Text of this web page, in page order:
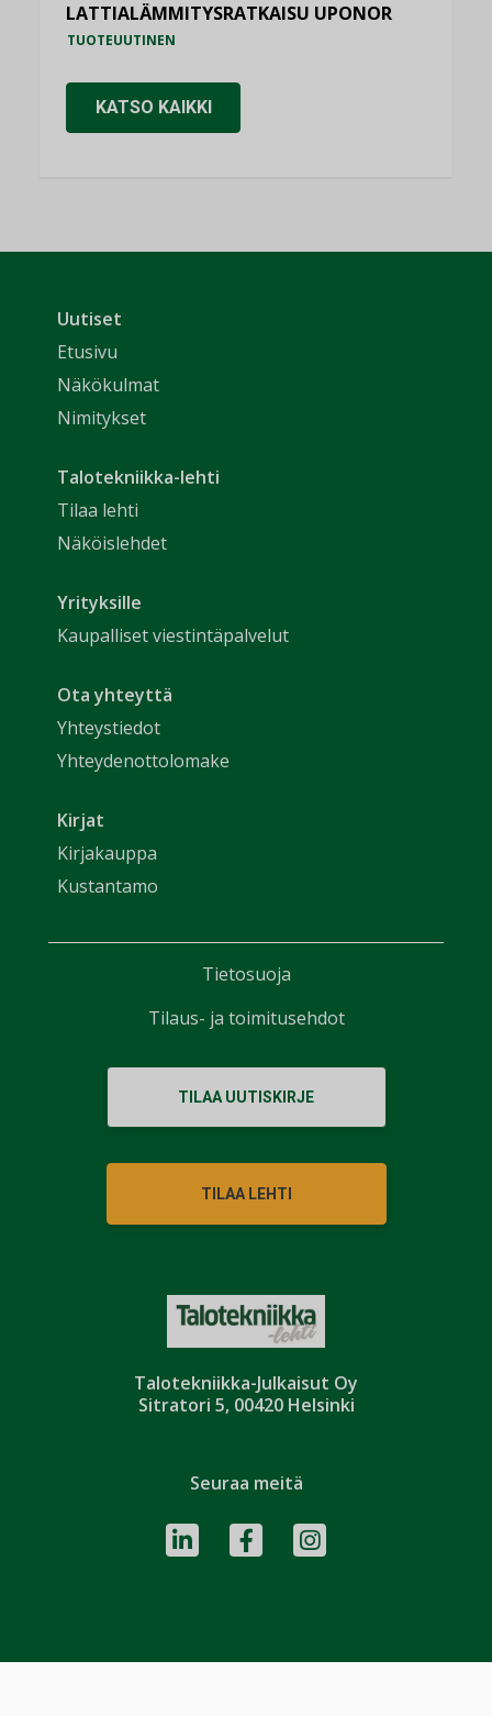
LATTIALÄMMITYSRATKAISU UPONOR
TUOTEUUTINEN
KATSO KAIKKI
Talotekniikka-Julkaisut Oy
Sitratori 5, 00420 Helsinki
Uutiset
Etusivu
Näkökulmat
Nimitykset
Talotekniikka-lehti
Tilaa lehti
Näköislehdet
Yrityksille
Kaupalliset viestintäpalvelut
Ota yhteyttä
Yhteystiedot
Yhteydenottolomake
Kirjat
Kirjakauppa
Kustantamo
TILAA UUTISKIRJE
TILAA LEHTI
Seuraa meitä
Tietosuoja
Tilaus- ja toimitusehdot